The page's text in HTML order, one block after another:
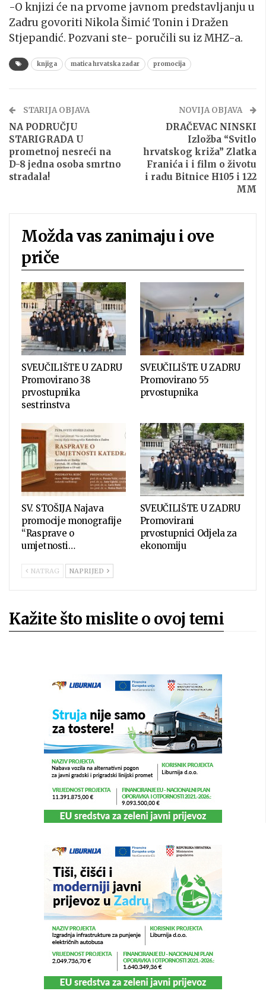
-O knjizi će na prvome javnom predstavljanju u
Zadru govoriti Nikola Šimić Tonin i Dražen
Stjepandić. Pozvani ste- poručili su iz MHZ-a.
knjiga matica hrvatska zadar promocija
STARIJA OBJAVA
NA PODRUČJU
STARIGRADA U
prometnoj nesreći na
D-8 jedna osoba smrtno
stradala!
NOVIJA OBJAVA
DRAČEVAC NINSKI
Izložba “Svitlo
hrvatskog križa” Zlatka
Franića i i film o životu
i radu Bitnice H105 i 122
MM
Možda vas zanimaju i ove
priče
SVEUČILIŠTE U ZADRU
Promovirano 38
prvostupnika
sestrinstva
SVEUČILIŠTE U ZADRU
Promovirano 55
prvostupnika
SV. STOŠIJA Najava
promocije monografije
“Rasprave o
umjetnosti…
SVEUČILIŠTE U ZADRU
Promovirani
prvostupnici Odjela za
ekonomiju
NATRAG NAPRIJED
Kažite što mislite o ovoj temi